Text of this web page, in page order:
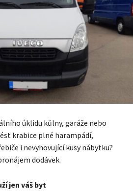
úklidu kůlny, garáže nebo
krabice plné harampádí,
i nevyhovující kusy nábytku?
dodávek.
jen váš byt